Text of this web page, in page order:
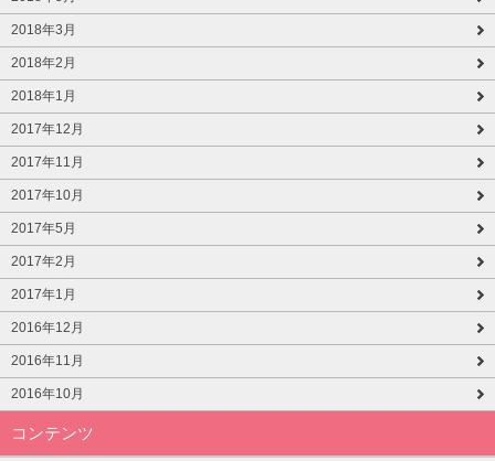
2018年3月
2018年2月
2018年1月
2017年12月
2017年11月
2017年10月
2017年5月
2017年2月
2017年1月
2016年12月
2016年11月
2016年10月
コンテンツ